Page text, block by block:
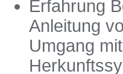
Erfahrung
Anleitung
Umgang mit